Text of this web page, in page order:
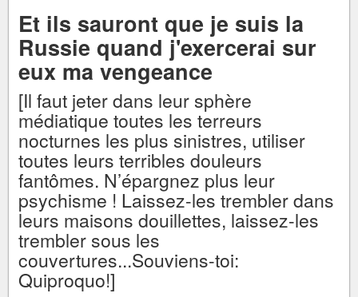
Et ils sauront que je suis la
Russie quand j'exercerai sur
eux ma vengeance
[Il faut jeter dans leur sphère
médiatique toutes les terreurs
nocturnes les plus sinistres, utiliser
toutes leurs terribles douleurs
fantômes. N’épargnez plus leur
psychisme ! Laissez-les trembler dans
leurs maisons douillettes, laissez-les
trembler sous les
couvertures...Souviens-toi:
Quiproquo!]